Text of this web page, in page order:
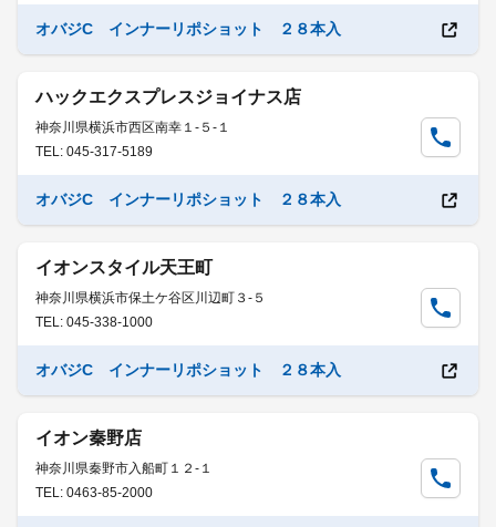
オバジC インナーリポショット ２８本入
ハックエクスプレスジョイナス店
神奈川県横浜市西区南幸１-５-１
TEL: 045-317-5189
オバジC インナーリポショット ２８本入
イオンスタイル天王町
神奈川県横浜市保土ケ谷区川辺町３-５
TEL: 045-338-1000
オバジC インナーリポショット ２８本入
イオン秦野店
神奈川県秦野市入船町１２-１
TEL: 0463-85-2000